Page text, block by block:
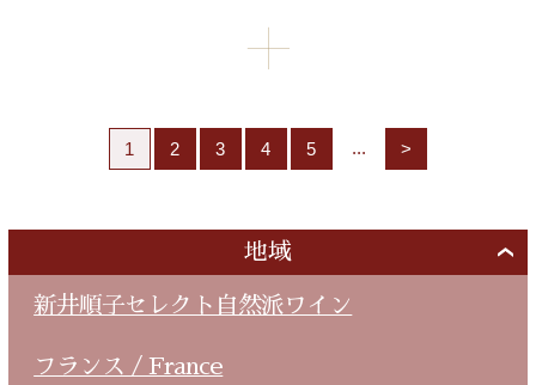
1 2 3 4 5 ... >
地域
新井順子セレクト自然派ワイン
フランス / France